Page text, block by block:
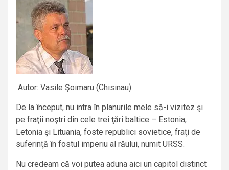
Autor: Vasile Şoimaru (Chisinau)
De la început, nu intra în planurile mele să-i vizitez şi
pe fraţii noştri din cele trei ţări baltice – Estonia,
Letonia şi Lituania, foste republici sovietice, fraţi de
suferinţă în fostul imperiu al răului, numit URSS.
Nu credeam că voi putea aduna aici un capitol distinct